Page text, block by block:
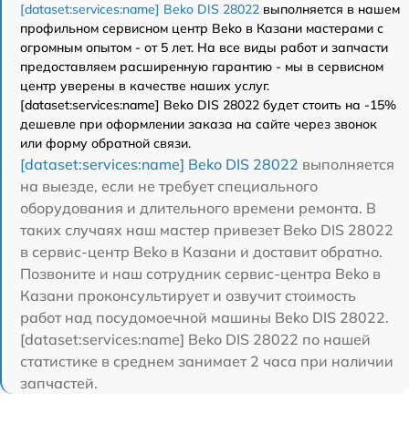
[dataset:services:name] Beko DIS 28022 выполняется в нашем
профильном сервисном центр Beko в Казани мастерами с
огромным опытом - от 5 лет. На все виды работ и запчасти
предоставляем расширенную гарантию - мы в сервисном
центр уверены в качестве наших услуг.
[dataset:services:name] Beko DIS 28022 будет стоить на -15%
дешевле при оформлении заказа на сайте через звонок
или форму обратной связи.
[dataset:services:name] Beko DIS 28022 выполняется
на выезде, если не требует специального
оборудования и длительного времени ремонта. В
таких случаях наш мастер привезет Beko DIS 28022
в сервис-центр Beko в Казани и доставит обратно.
Позвоните и наш сотрудник сервис-центра Beko в
Казани проконсультирует и озвучит стоимость
работ над посудомоечной машины Beko DIS 28022.
[dataset:services:name] Beko DIS 28022 по нашей
статистике в среднем занимает 2 часа при наличии
запчастей.